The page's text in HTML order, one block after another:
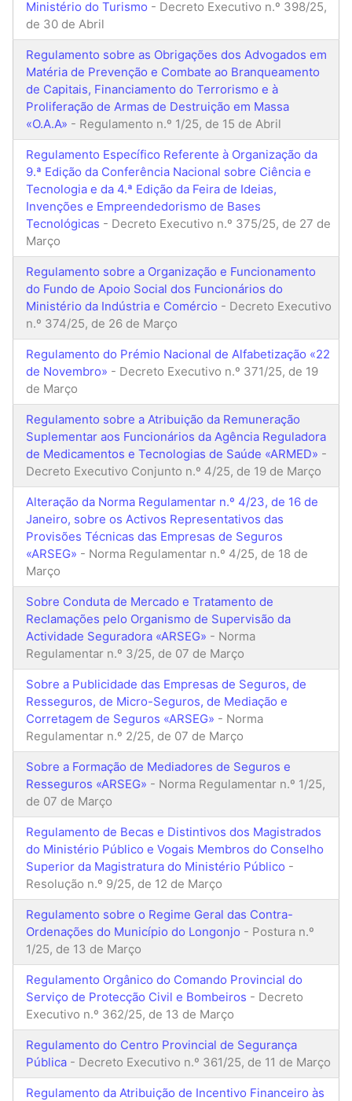
Ministério do Turismo - Decreto Executivo n.º 398/25,
de 30 de Abril
Regulamento sobre as Obrigações dos Advogados em
Matéria de Prevenção e Combate ao Branqueamento
de Capitais, Financiamento do Terrorismo e à
Proliferação de Armas de Destruição em Massa
«O.A.A» - Regulamento n.º 1/25, de 15 de Abril
Regulamento Específico Referente à Organização da
9.ª Edição da Conferência Nacional sobre Ciência e
Tecnologia e da 4.ª Edição da Feira de Ideias,
Invenções e Empreendedorismo de Bases
Tecnológicas - Decreto Executivo n.º 375/25, de 27 de
Março
Regulamento sobre a Organização e Funcionamento
do Fundo de Apoio Social dos Funcionários do
Ministério da Indústria e Comércio - Decreto Executivo
n.º 374/25, de 26 de Março
Regulamento do Prémio Nacional de Alfabetização «22
de Novembro» - Decreto Executivo n.º 371/25, de 19
de Março
Regulamento sobre a Atribuição da Remuneração
Suplementar aos Funcionários da Agência Reguladora
de Medicamentos e Tecnologias de Saúde «ARMED» -
Decreto Executivo Conjunto n.º 4/25, de 19 de Março
Alteração da Norma Regulamentar n.º 4/23, de 16 de
Janeiro, sobre os Activos Representativos das
Provisões Técnicas das Empresas de Seguros
«ARSEG» - Norma Regulamentar n.º 4/25, de 18 de
Março
Sobre Conduta de Mercado e Tratamento de
Reclamações pelo Organismo de Supervisão da
Actividade Seguradora «ARSEG» - Norma
Regulamentar n.º 3/25, de 07 de Março
Sobre a Publicidade das Empresas de Seguros, de
Resseguros, de Micro-Seguros, de Mediação e
Corretagem de Seguros «ARSEG» - Norma
Regulamentar n.º 2/25, de 07 de Março
Sobre a Formação de Mediadores de Seguros e
Resseguros «ARSEG» - Norma Regulamentar n.º 1/25,
de 07 de Março
Regulamento de Becas e Distintivos dos Magistrados
do Ministério Público e Vogais Membros do Conselho
Superior da Magistratura do Ministério Público -
Resolução n.º 9/25, de 12 de Março
Regulamento sobre o Regime Geral das Contra-
Ordenações do Município do Longonjo - Postura n.º
1/25, de 13 de Março
Regulamento Orgânico do Comando Provincial do
Serviço de Protecção Civil e Bombeiros - Decreto
Executivo n.º 362/25, de 13 de Março
Regulamento do Centro Provincial de Segurança
Pública - Decreto Executivo n.º 361/25, de 11 de Março
Regulamento da Atribuição de Incentivo Financeiro às